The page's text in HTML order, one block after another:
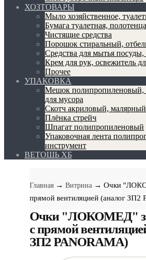
ХОЗТОВАРЫ
Мыло хозяйственное,
Бумага туалетная,
Чистящие средства
Порошок стиральный,
Средства для мытья посуды,
Крем для рук, освежитель
Прочее
УПАКОВКА
Мешок
для мусора
Скотч акриловый,
Плёнка стрейч
Шпагат полипропиленовый
Упаковочная лента
инструмент
ВЕТОШЬ ХБ
Главная → Витрина → Очки
прямой вентиляцией (аналог ЗП2
Очки "ЛОКОМЕД"
с прямой
ЗП2 PANORAMA)